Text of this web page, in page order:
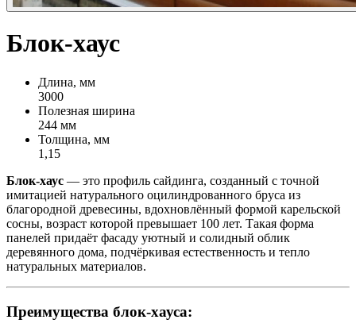
Блок-хаус
Длина, мм
3000
Полезная ширина
244 мм
Толщина, мм
1,15
Блок-хаус — это профиль сайдинга, созданный с точной
имитацией натурального оцилиндрованного бруса из
благородной древесины, вдохновлённый формой карельской
сосны, возраст которой превышает 100 лет. Такая форма
панелей придаёт фасаду уютный и солидный облик
деревянного дома, подчёркивая естественность и тепло
натуральных материалов.
Преимущества блок-хауса: